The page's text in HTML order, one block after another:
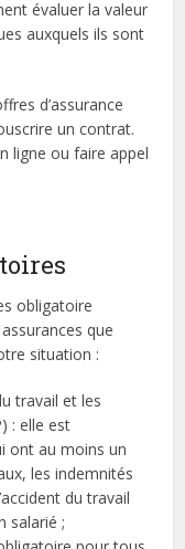
évaluer la valeur
auxquels ils sont
d’assurance
un contrat.
ligne ou faire appel
obligatoire
que
situation :
travail et les
: elle est
ont au moins un
les indemnités
du travail
salarié ;